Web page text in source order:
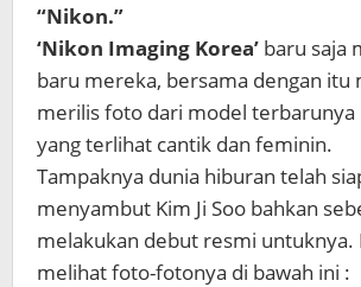
“Nikon.”
‘Nikon Imaging Korea’ baru saja
baru mereka, bersama dengan itu
merilis foto dari model terbarunya
yang terlihat cantik dan feminin.
Tampaknya dunia hiburan telah
menyambut Kim Ji Soo bahkan
melakukan debut resmi untuknya.
melihat foto-fotonya di bawah ini :